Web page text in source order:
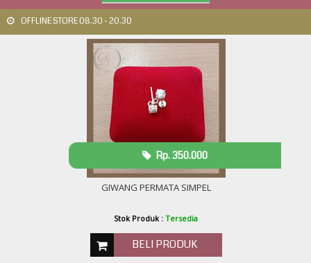
OFFLINE STORE 08.30 - 20.30
GIWANG PERMATA SIMPEL
Rp. 350.000
Stok Produk :Tersedia
BELI PRODUK